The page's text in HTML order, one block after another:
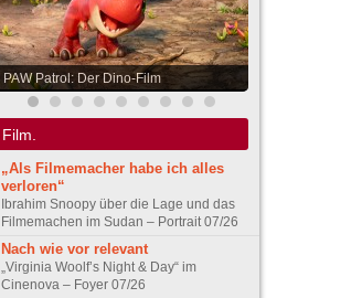
PAW Patrol: Der Dino-Film
Film.
„Als Filmemacher habe ich alles
verloren“
Ibrahim Snoopy über die Lage und das
Filmemachen im Sudan – Portrait 07/26
Nach wie vor relevant
„Virginia Woolf’s Night & Day“ im
Cinenova – Foyer 07/26